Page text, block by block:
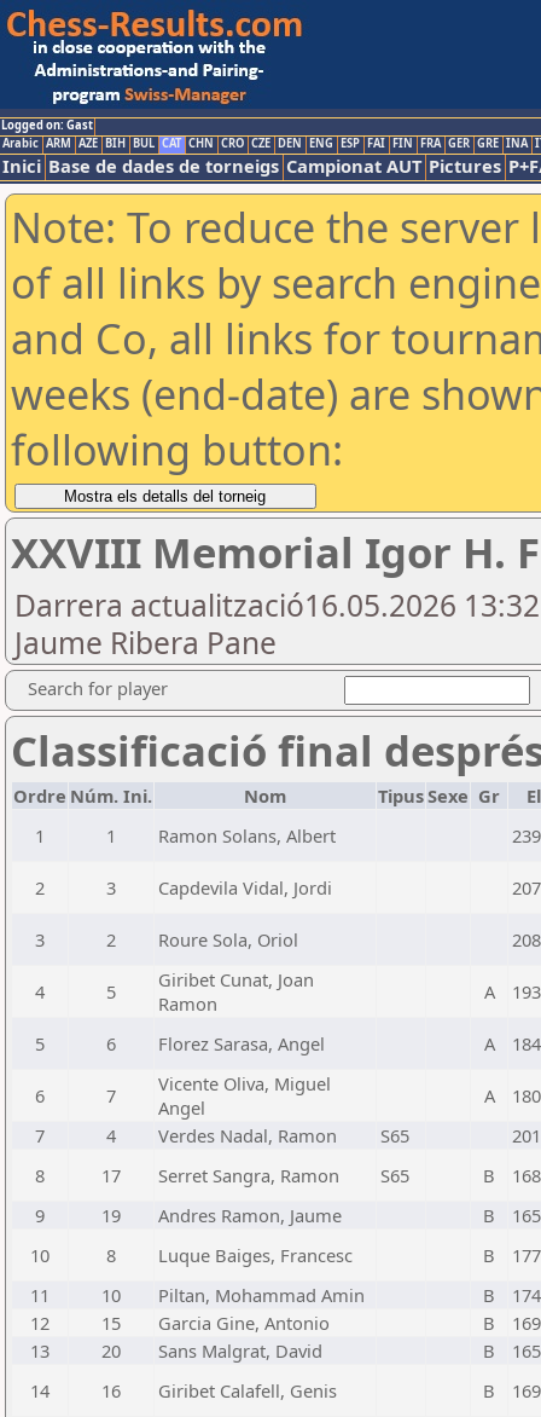
Logged on: Gast
Arabic ARM AZE BIH BUL CAT CHN CRO CZE DEN ENG ESP FAI FIN FRA GER GRE INA
Inici Base de dades de torneigs Campionat AUT Pictures
Note: To reduce the
of all links by search
and Co, all links for
weeks (end-date) are
following button:
XXVIII Memorial Igor H.
Darrera actualització16.05.2026
Jaume Ribera Pane
Search for player
Classificació final
Ordre Núm. Ini. Nom TipusSexe Gr
1
1 Ramon Solans, Albert
2 3 Capdevila Vidal, Jordi
3 2 Roure Sola, Oriol
4 5
Giribet Cunat, Joan
Ramon
A
5 6 Florez Sarasa, Angel A
6 7
Vicente Oliva, Miguel
Angel
A
7
4 Verdes Nadal, Ramon S65
8
17 Serret Sangra, Ramon S65 B
9
19 Andres Ramon, Jaume B
10
8 Luque Baiges, Francesc B
11
10 Piltan, Mohammad Amin B
12
15 Garcia Gine, Antonio B
13
20 Sans Malgrat, David B
14
16 Giribet Calafell, Genis B